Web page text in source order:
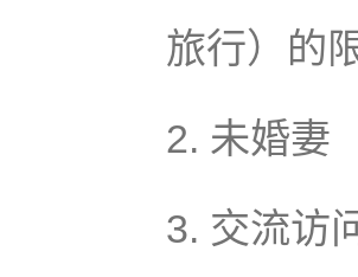
旅行）的
2. 未婚妻
3. 交流访